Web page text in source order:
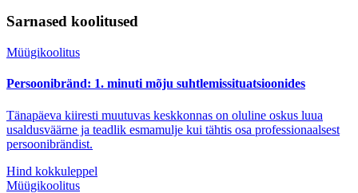
Sarnased koolitused
Müügikoolitus
Persoonibränd: 1. minuti mõju suhtlemissituatsioonides
Tänapäeva kiiresti muutuvas keskkonnas on oluline oskus luua
usaldusväärne ja teadlik esmamulje kui tähtis osa professionaalsest
persoonibrändist.
Hind kokkuleppel
Müügikoolitus